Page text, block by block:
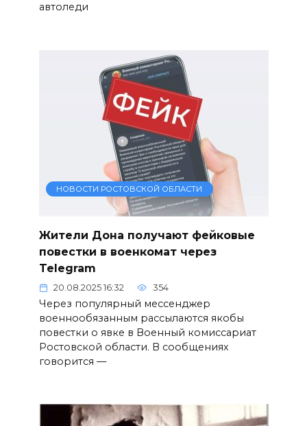
автоледи
НОВОСТИ РОСТОВСКОЙ ОБЛАСТИ
Жители Дона получают фейковые
повестки в военкомат через
Telegram
20.08.2025 16:32 354
Через популярный мессенджер
военнообязанным рассылаются якобы
повестки о явке в Военный комиссариат
Ростовской области. В сообщениях
говорится —